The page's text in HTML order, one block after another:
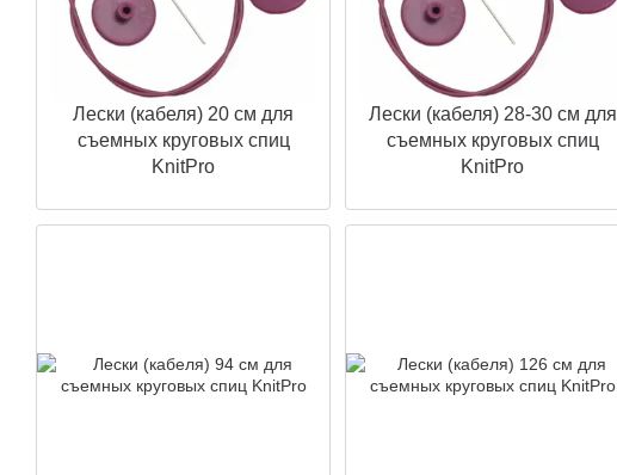
Лески (кабеля) 20 см для
съемных круговых спиц
KnitPro
Лески (кабеля) 28-30 см для
съемных круговых спиц
KnitPro